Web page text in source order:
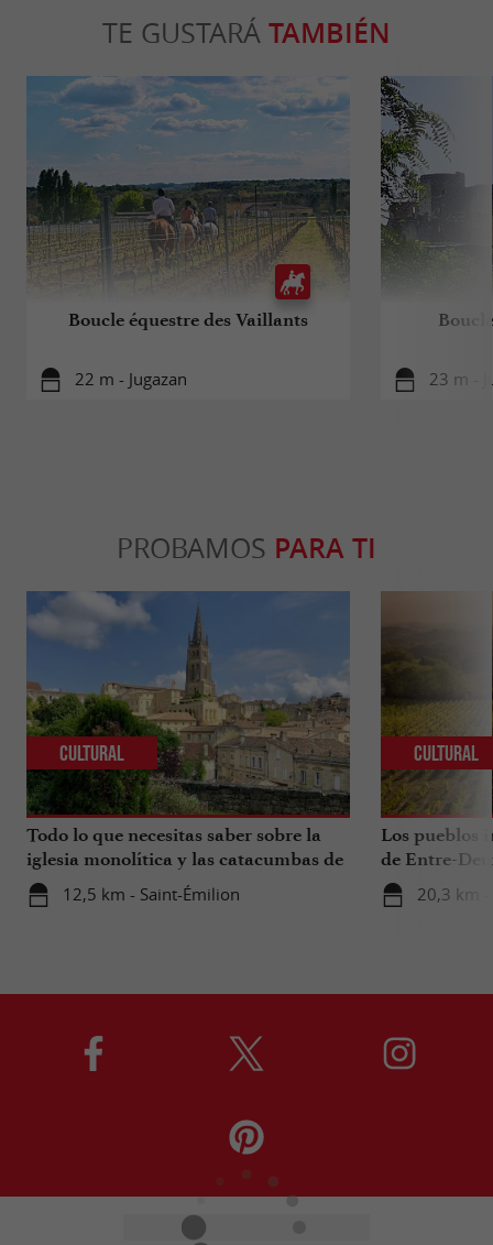
TE GUSTARÁ TAMBIÉN
Boucle équestre des Vaillants
22 m - Jugazan 23 m -
PROBAMOS PARA TI
Todo lo que necesitas saber sobre la
iglesia monolítica y las catacumbas de
Saint-Émilion.
12,5 km - Saint-Émilion
Cultural
Los pueblos
de Entre-
20,3 km -
Cultural